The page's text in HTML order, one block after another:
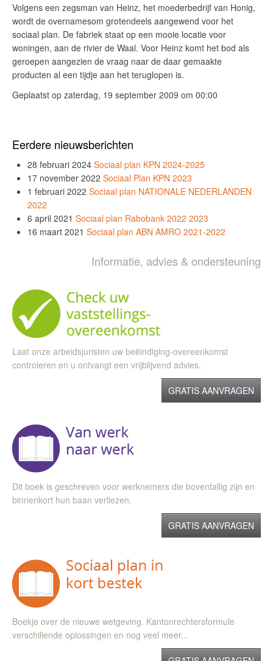
Volgens een zegsman van Heinz, het moederbedrijf van Honig,
wordt de overnamesom grotendeels aangewend voor het
sociaal plan. De fabriek staat op een mooie locatie voor
woningen, aan de rivier de Waal. Voor Heinz komt het bod als
geroepen aangezien de vraag naar de daar gemaakte
producten al een tijdje aan het teruglopen is.
Geplaatst op zaterdag, 19 september 2009 om 00:00
Eerdere nieuwsberichten
28 februari 2024 Sociaal plan KPN 2024-2025
17 november 2022 Sociaal Plan KPN 2023
1 februari 2022 Sociaal plan NATIONALE NEDERLANDEN
2022
6 april 2021 Sociaal plan Rabobank 2022 2023
16 maart 2021 Sociaal plan ABN AMRO 2021-2022
Informatie, advies & ondersteuning
Laat onze arbeidsjuristen uw beëindiging-overeenkomst
controleren en u ontvangt een vrijblijvend advies.
GRATIS AANVRAGEN
Dit boek is geschreven voor werknemers die boventallig zijn en
binnenkort hun baan verliezen.
GRATIS AANVRAGEN
Boekje over de nieuwe wetgeving. Kantonrechtersformule
verschillende oplossingen en nog veel meer...